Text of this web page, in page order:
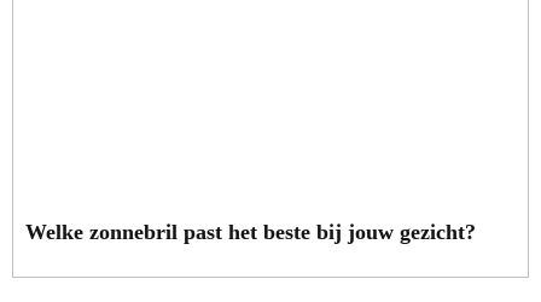
Welke zonnebril past het beste bij jouw gezicht?